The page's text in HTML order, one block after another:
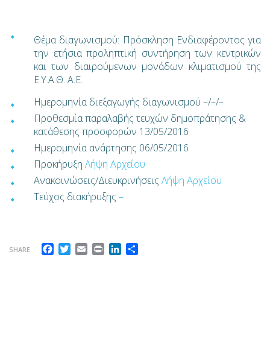
Θέμα διαγωνισμού: Πρόσκληση Ενδιαφέροντος για
την ετήσια προληπτική συντήρηση των κεντρικών
και των διαιρούμενων μονάδων κλιματισμού της
Ε.Υ.Α.Θ. Α.Ε.
Ημερομηνία διεξαγωγής διαγωνισμού –/–/–
Προθεσμία παραλαβής τευχών δημοπράτησης &
κατάθεσης προσφορών 13/05/2016
Ημερομηνία ανάρτησης 06/05/2016
Προκήρυξη Λήψη Αρχείου
Ανακοινώσεις/Διευκρινήσεις Λήψη Αρχείου
Τεύχος διακήρυξης –
SHARE Facebook
Twitter
EmailPrintLinkedIn